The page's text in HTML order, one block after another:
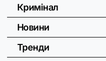
Кримінал
Новини
Тренди